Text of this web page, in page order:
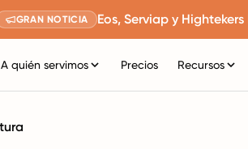
GRAN NOTICIA Eos, Serviap y
A quién servimos Precios Recursos